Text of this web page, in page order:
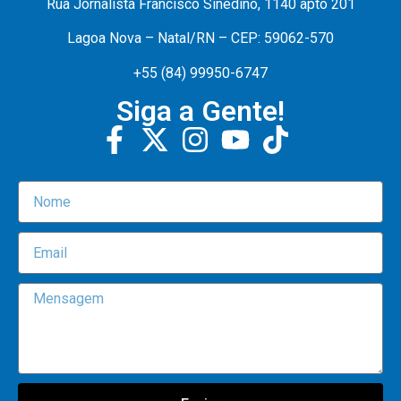
Rua Jornalista Francisco Sinedino, 1140 apto 201
Lagoa Nova – Natal/RN – CEP: 59062-570
+55 (84) 99950-6747
Siga a Gente!